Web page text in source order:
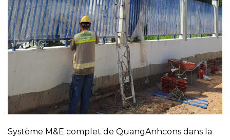
Système M&E complet de QuangAnhcons dans la